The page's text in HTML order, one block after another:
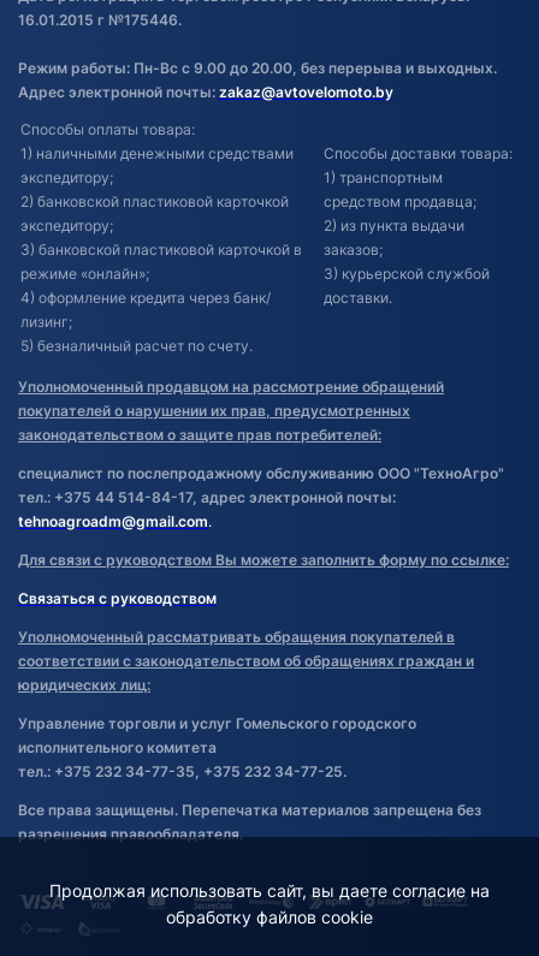
16.01.2015 г №175446.
Режим работы: Пн-Вс с 9.00 до 20.00, без перерыва и выходных.
Адрес электронной почты: zakaz@avtovelomoto.by
Способы оплаты товара:
1) наличными денежными средствами
экспедитору;
2) банковской пластиковой карточкой
экспедитору;
3) банковской пластиковой карточкой в
режиме «онлайн»;
4) оформление кредита через банк/
лизинг;
5) безналичный расчет по счету.
Способы доставки товара:
1) транспортным
средством продавца;
2) из пункта выдачи
заказов;
3) курьерской службой
доставки.
Уполномоченный продавцом на рассмотрение обращений
покупателей о нарушении их прав, предусмотренных
законодательством о защите прав потребителей:
специалист по послепродажному обслуживанию ООО "ТехноАгро"
тел.: +375 44 514-84-17, адрес электронной почты:
tehnoagroadm@gmail.com.
Для связи с руководством Вы можете заполнить форму по ссылке:
Связаться с руководством
Уполномоченный рассматривать обращения покупателей в
соответствии с законодательством об обращениях граждан и
юридических лиц:
Управление торговли и услуг Гомельского городского
исполнительного комитета
тел.: +375 232 34-77-35, +375 232 34-77-25.
Все права защищены. Перепечатка материалов запрещена без
разрешения правообладателя.
Продолжая использовать сайт, вы даете согласие на
обработку файлов cookie